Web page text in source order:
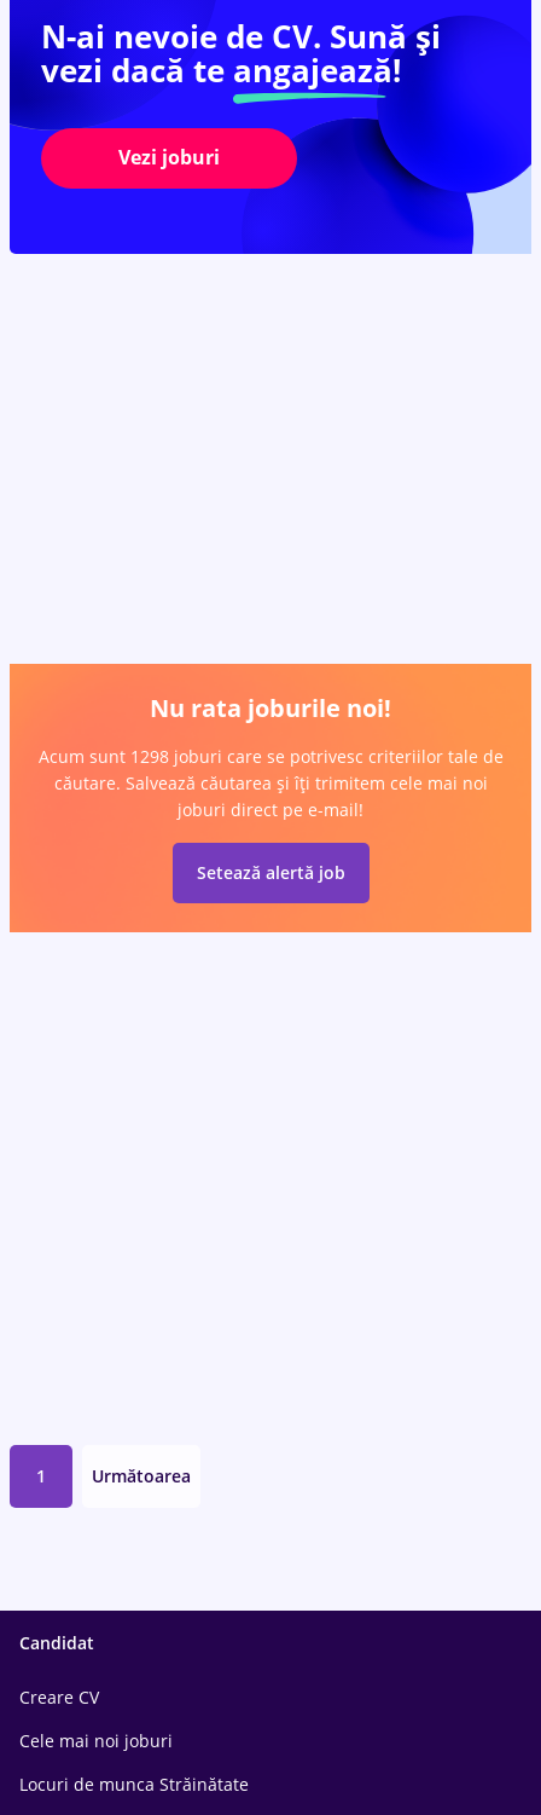
N-ai nevoie de CV. Sună și
vezi dacă te angajează!
Vezi joburi
Nu rata joburile noi!
Acum sunt 1298 joburi care se potrivesc criteriilor tale de
căutare. Salvează căutarea și îți trimitem cele mai noi
joburi direct pe e-mail!
Setează alertă job
1 Următoarea
Candidat
Creare CV
Cele mai noi joburi
Locuri de munca Străinătate